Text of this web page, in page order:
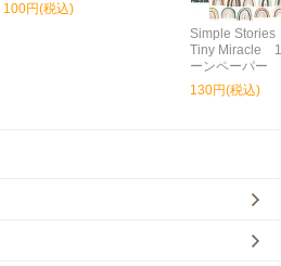
100円(税込)
Simple
Tiny Miracle
ーンペーパー
130円(税込)